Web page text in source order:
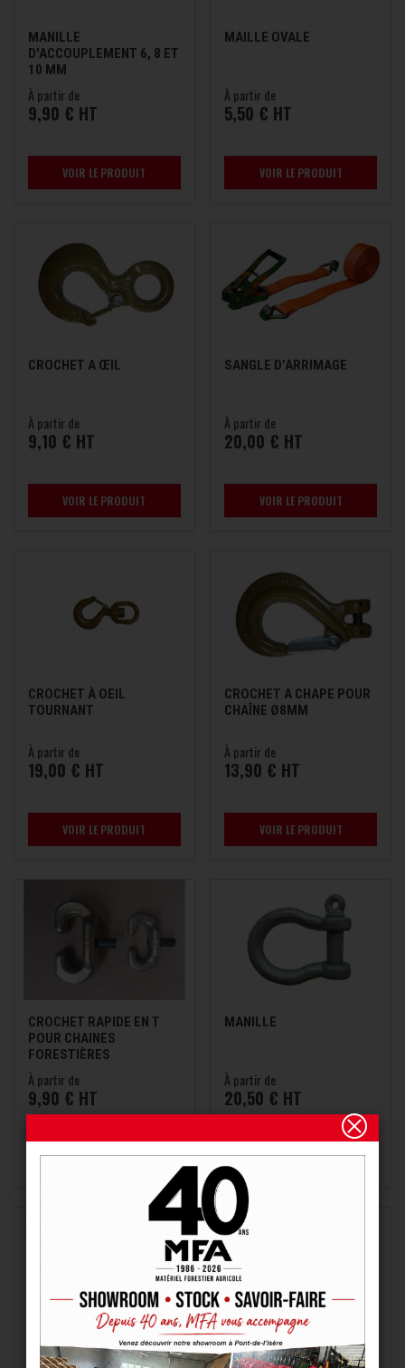
MANILLE
D'ACCOUPLEMENT 6, 8 ET
10 MM
À partir de
9,90 € HT
VOIR LE PRODUIT
MAILLE OVALE
À partir de
5,50 € HT
VOIR LE PRODUIT
CROCHET A ŒIL
À partir de
9,10 € HT
VOIR LE PRODUIT
SANGLE D’ARRIMAGE
À partir de
20,00 € HT
VOIR LE PRODUIT
CROCHET À OEIL
TOURNANT
À partir de
19,00 € HT
VOIR LE PRODUIT
CROCHET A CHAPE POUR
CHAÎNE Ø8MM
À partir de
13,90 € HT
VOIR LE PRODUIT
CROCHET RAPIDE EN T
POUR CHAINES
FORESTIÈRES
À partir de
9,90 € HT
VOIR LE PRODUIT
MANILLE
À partir de
20,50 € HT
VOIR LE PRODUIT
TREUIL A CÂBLE TENDEUR D’ARRIMAGE